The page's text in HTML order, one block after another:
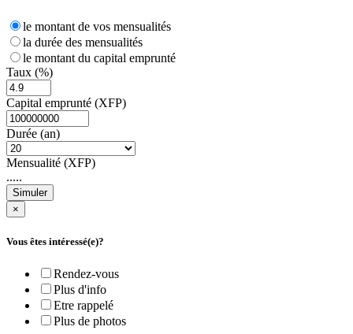
le montant de vos mensualités
la durée des mensualités
le montant du capital emprunté
Taux (%)
Capital emprunté (XFP)
Durée (an)
Mensualité (XFP)
.....
Simuler
×
Vous êtes intéressé(e)?
Rendez-vous
Plus d'info
Etre rappelé
Plus de photos